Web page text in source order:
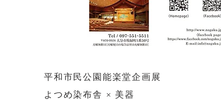
平和市民公園能楽堂企画展
よつめ染布舎 × 美器